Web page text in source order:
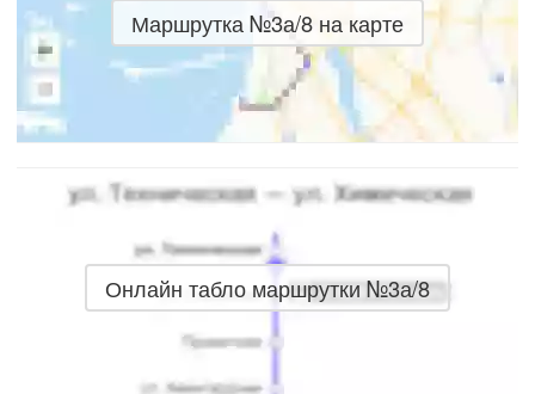
Маршрутка №3а/8 на карте
Онлайн табло маршрутки №3а/8